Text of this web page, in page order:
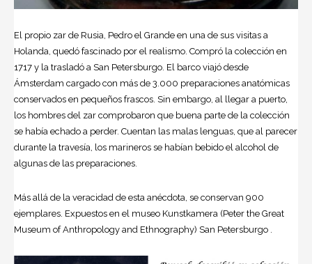
El propio zar de Rusia, Pedro el Grande en una de sus visitas a
Holanda, quedó fascinado por el realismo. Compró la colección en
1717 y la trasladó a San Petersburgo. El barco viajó desde
Ámsterdam cargado con más de 3.000 preparaciones anatómicas
conservados en pequeños frascos. Sin embargo, al llegar a puerto,
los hombres del zar comprobaron que buena parte de la colección
se había echado a perder. Cuentan las malas lenguas, que al parecer
durante la travesía, los marineros se habían bebido el alcohol de
algunas de las preparaciones.
Más allá de la veracidad de esta anécdota, se conservan 900
ejemplares. Expuestos en el museo Kunstkamera (Peter the Great
Museum of Anthropology and Ethnography) San Petersburgo .